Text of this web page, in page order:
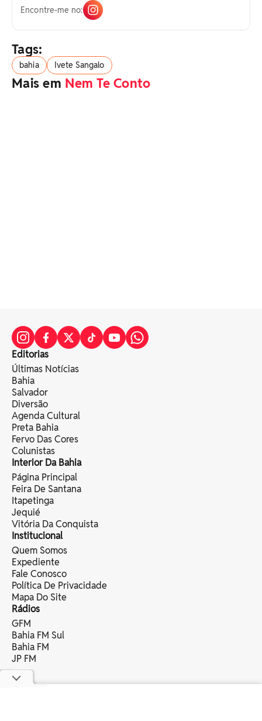
Encontre-me no:
Tags:
bahia Ivete Sangalo
Mais em Nem Te Conto
Editorias
Últimas Notícias
Bahia
Salvador
Diversão
Agenda Cultural
Preta Bahia
Fervo Das Cores
Colunistas
Interior Da Bahia
Página Principal
Feira De Santana
Itapetinga
Jequié
Vitória Da Conquista
Institucional
Quem Somos
Expediente
Fale Conosco
Política De Privacidade
Mapa Do Site
Rádios
GFM
Bahia FM Sul
Bahia FM
JP FM